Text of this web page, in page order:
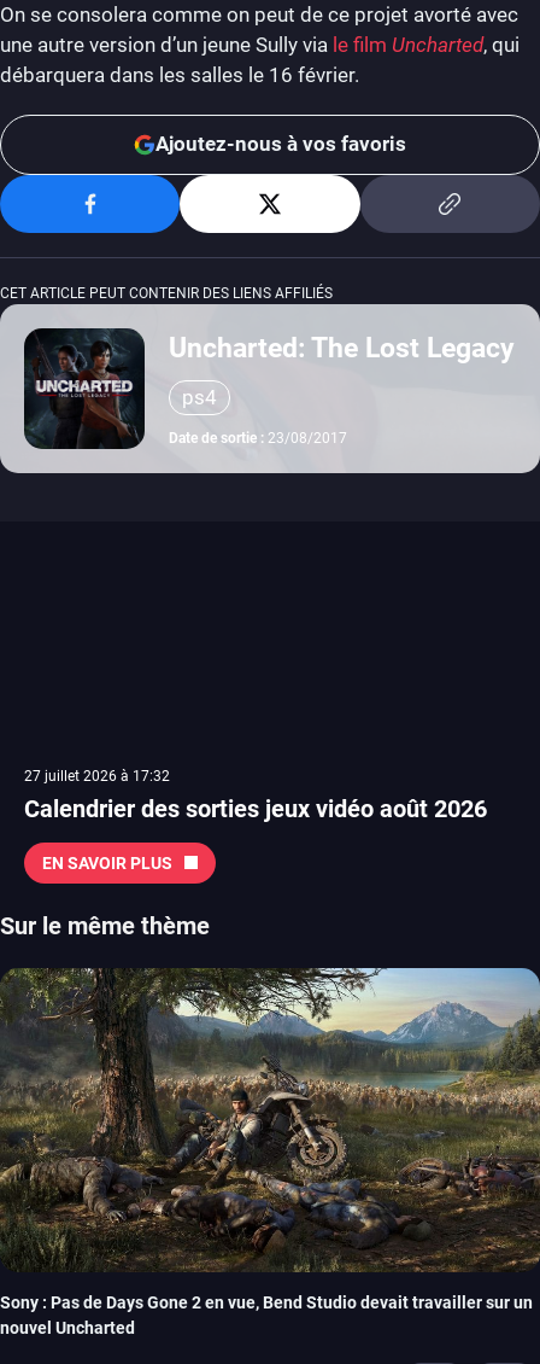
On se consolera comme on peut de ce projet avorté avec
une autre version d’un jeune Sully via le film Uncharted, qui
débarquera dans les salles le 16 février.
Ajoutez-nous à vos favoris
CET ARTICLE PEUT CONTENIR DES LIENS AFFILIÉS
Uncharted: The Lost Legacy
ps4
Date de sortie : 23/08/2017
27 juillet 2026 à 17:32
Calendrier des sorties jeux vidéo août 2026
EN SAVOIR PLUS
Sur le même thème
Sony : Pas de Days Gone 2 en vue, Bend Studio devait travailler sur un
nouvel Uncharted